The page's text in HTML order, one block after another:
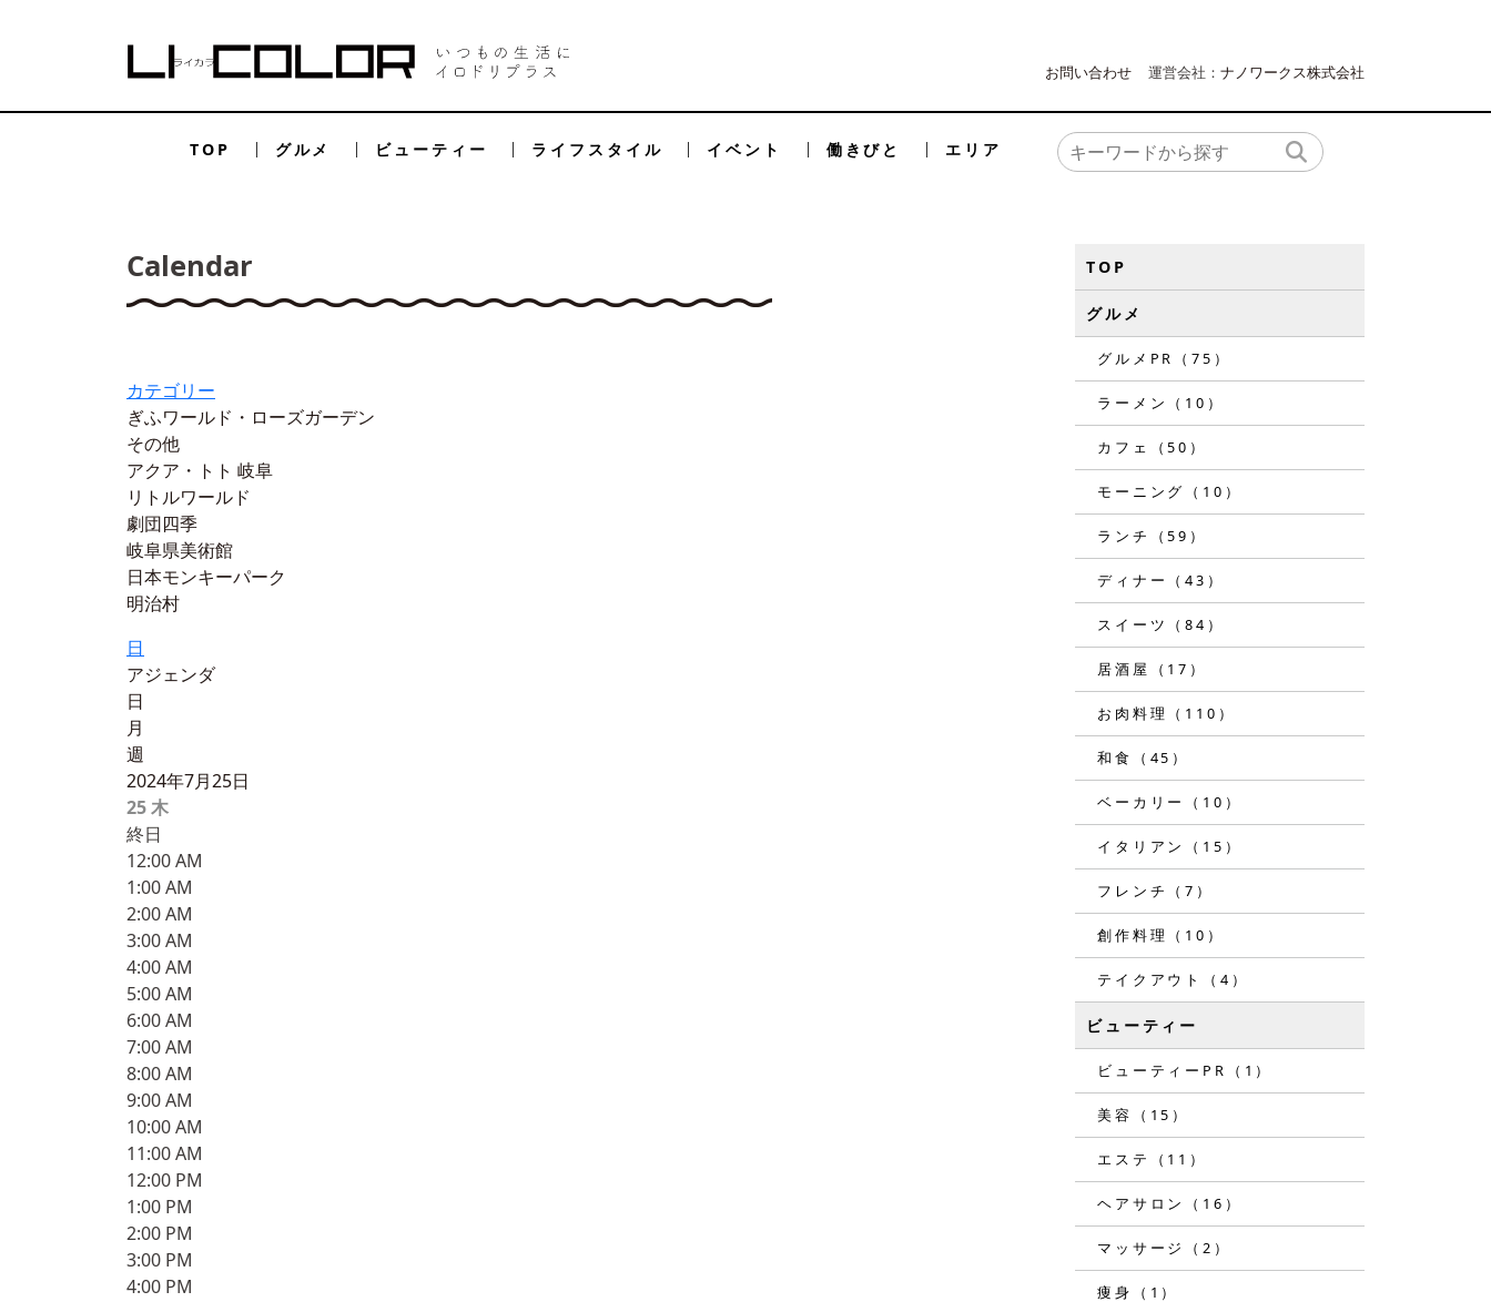
お問い合わせ 運営会社： ナノワークス株式会社
TOP グルメ ビューティー ライフスタイル イベント 働きびと エリア
Calendar
カテゴリー
ぎふワールド・ローズガーデン
その他
アクア・トト 岐阜
リトルワールド
劇団四季
岐阜県美術館
日本モンキーパーク
明治村
日
アジェンダ
日
月
週
2024年7月25日
25木
終日
12:00 AM
1:00 AM
2:00 AM
3:00 AM
4:00 AM
5:00 AM
6:00 AM
7:00 AM
8:00 AM
9:00 AM
10:00 AM
11:00 AM
12:00 PM
1:00 PM
2:00 PM
3:00 PM
4:00 PM
TOP
グルメ
グルメPR（75）
ラーメン（10）
カフェ（50）
モーニング（10）
ランチ（59）
ディナー（43）
スイーツ（84）
居酒屋（17）
お肉料理（110）
和食（45）
ベーカリー（10）
イタリアン（15）
フレンチ（7）
創作料理（10）
テイクアウト（4）
ビューティー
ビューティーPR（1）
美容（15）
エステ（11）
ヘアサロン（16）
マッサージ（2）
痩身（1）